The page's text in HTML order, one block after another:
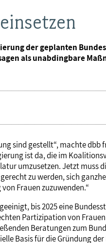
der geplanten
als unabdingbare
sind gestellt“, machte dbb
ist da, die im
umzusetzen. Jetzt muss
zu werden, sich
Frauen zuzuwenden.“
bis 2025 eine
Partizipation von
Beratungen zum
Basis für die Gründung